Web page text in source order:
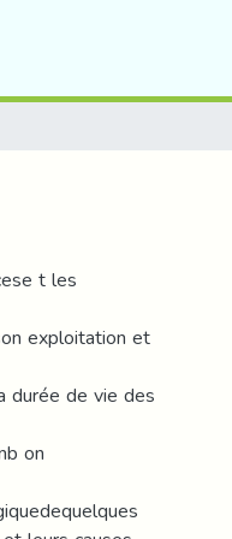
t les
exploitation et
durée de vie des
on